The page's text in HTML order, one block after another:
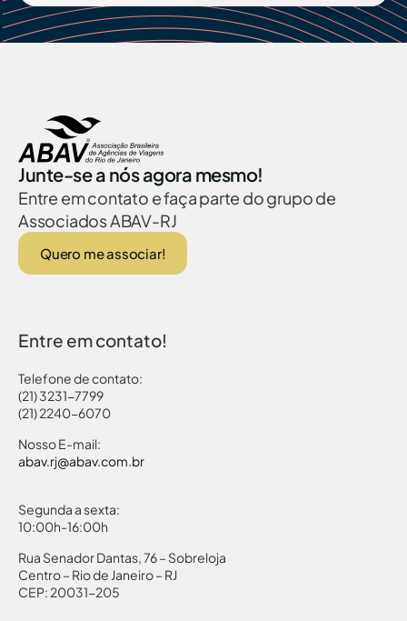
Junte-se a nós agora mesmo!
Entre em contato e faça parte do grupo de
Associados ABAV-RJ
Quero me associar!
Entre em contato!
Telefone de contato:
(21) 3231-7799
(21) 2240-6070
Nosso E-mail:
abav.rj@abav.com.br
Segunda a sexta:
10:00h-16:00h
Rua Senador Dantas, 76 – Sobreloja
Centro – Rio de Janeiro – RJ
CEP: 20031-205